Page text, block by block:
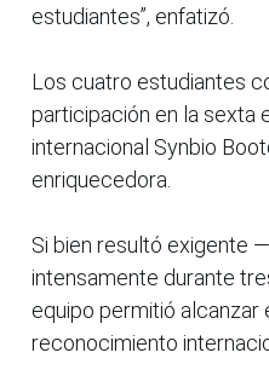
estudiantes”, enfatizó.
Los cuatro estudiantes
participación en la sexta
internacional Synbio
enriquecedora.
Si bien resultó exigente
intensamente durante
equipo permitió
reconocimiento